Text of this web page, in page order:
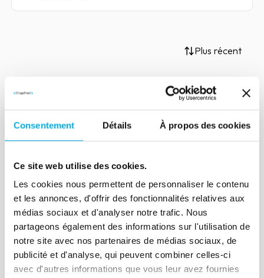
Consentement Détails À propos des cookies
Ce site web utilise des cookies.
Les cookies nous permettent de personnaliser le contenu
et les annonces, d'offrir des fonctionnalités relatives aux
médias sociaux et d'analyser notre trafic. Nous
partageons également des informations sur l'utilisation de
notre site avec nos partenaires de médias sociaux, de
publicité et d'analyse, qui peuvent combiner celles-ci
avec d'autres informations que vous leur avez fournies
Plus récent
Aucun résultat trouvé
Essayez de modifier vos critères de recherche
Réinitialiser les filtres